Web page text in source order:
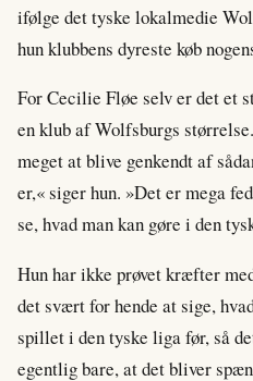
ifølge det tyske lokalmedie
hun klubbens dyreste køb
For Cecilie Fløe selv er det et
en klub af Wolfsburgs
meget at blive genkendt af
er,« siger hun. »Det er mega
se, hvad man kan gøre i den
Hun har ikke prøvet kræfter
det svært for hende at sige,
spillet i den tyske liga før, så
egentlig bare, at det bliver